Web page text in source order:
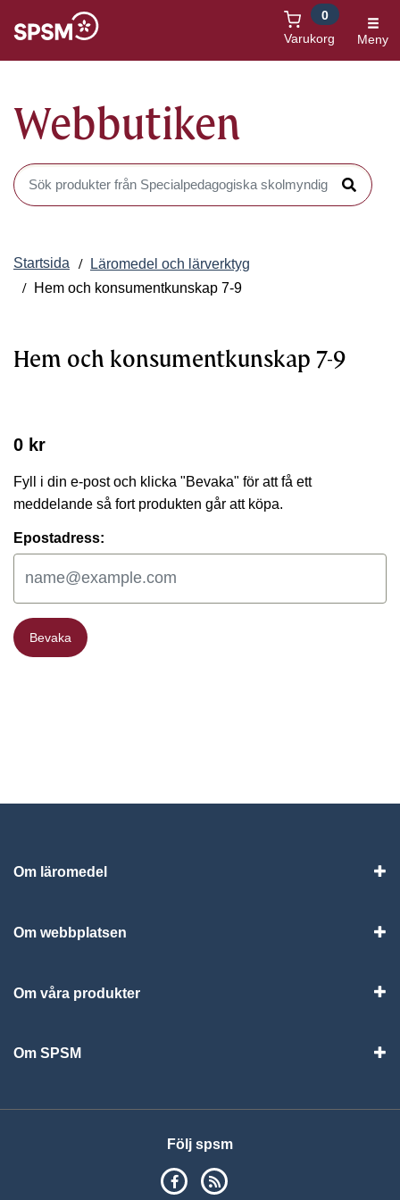
Varukorg
0
Meny
Webbutiken
Sök produkter i Webbutiken
Sök
Startsida
Läromedel och lärverktyg
Hem och konsumentkunskap 7-9
Hem och konsumentkunskap 7-9
0 kr
Fyll i din e-post och klicka "Bevaka" för att få ett
meddelande så fort produkten går att köpa.
Epostadress:
Bevaka
Bevaka
Om läromedel
Om webbplatsen
Om våra produkter
Om SPSM
Följ spsm
SPSM på Facebook